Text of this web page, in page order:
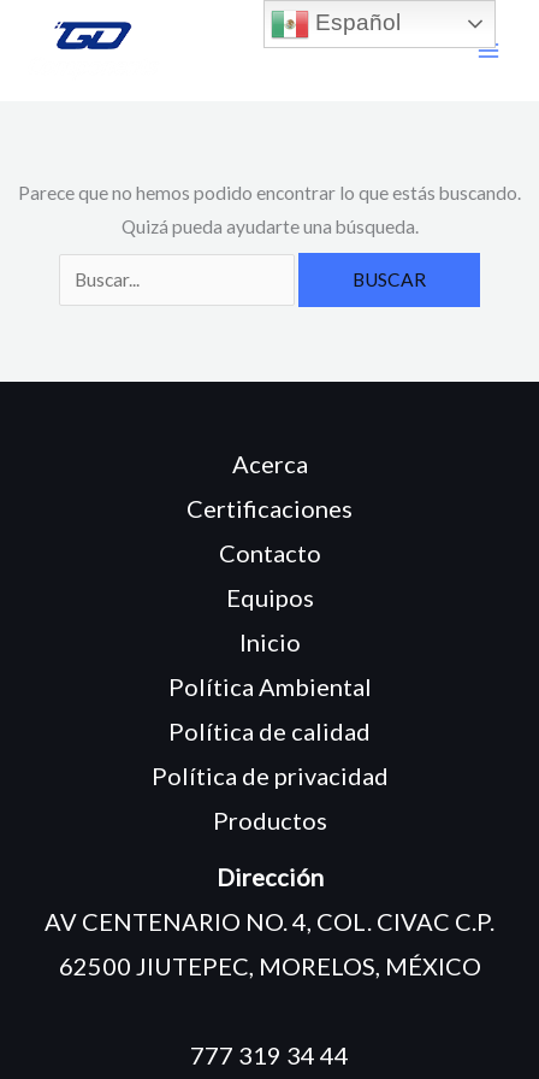
Parece que no hemos podido encontrar lo que estás buscando.
Quizá pueda ayudarte una búsqueda.
por:
Acerca
Certificaciones
Contacto
Equipos
Inicio
Política Ambiental
Política de calidad
Política de privacidad
Productos
Dirección
AV CENTENARIO NO. 4, COL. CIVAC C.P.
62500 JIUTEPEC, MORELOS, MÉXICO
777 319 34 44
Español